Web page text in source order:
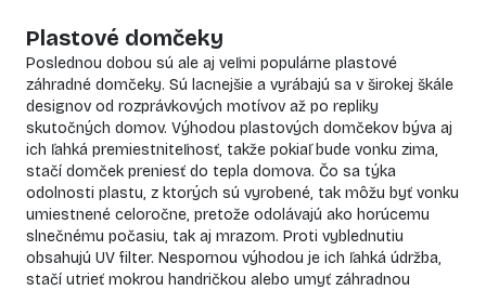
Plastové domčeky
Poslednou dobou sú ale aj veľmi populárne plastové
záhradné domčeky. Sú lacnejšie a vyrábajú sa v širokej škále
designov od rozprávkových motívov až po repliky
skutočných domov. Výhodou plastových domčekov býva aj
ich ľahká premiestniteľnosť, takže pokiaľ bude vonku zima,
stačí domček preniesť do tepla domova. Čo sa týka
odolnosti plastu, z ktorých sú vyrobené, tak môžu byť vonku
umiestnené celoročne, pretože odolávajú ako horúcemu
slnečnému počasiu, tak aj mrazom. Proti vyblednutiu
obsahujú UV filter. Nespornou výhodou je ich ľahká údržba,
stačí utrieť mokrou handričkou alebo umyť záhradnou